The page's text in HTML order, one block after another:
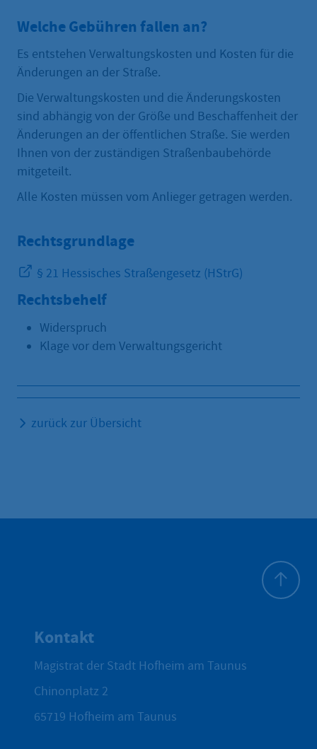
Welche Gebühren fallen an?
Es entstehen Verwaltungskosten und Kosten für die
Änderungen an der Straße.
Die Verwaltungskosten und die Änderungskosten
sind abhängig von der Größe und Beschaffenheit der
Änderungen an der öffentlichen Straße. Sie werden
Ihnen von der zuständigen Straßenbaubehörde
mitgeteilt.
Alle Kosten müssen vom Anlieger getragen werden.
Rechtsgrundlage
§ 21 Hessisches Straßengesetz (HStrG)
Rechtsbehelf
Widerspruch
Klage vor dem Verwaltungsgericht
zurück zur Übersicht
Kontakt
Magistrat der Stadt Hofheim am Taunus
Chinonplatz 2
65719 Hofheim am Taunus